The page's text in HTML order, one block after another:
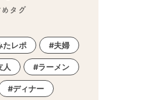
タグ
たレポ 夫婦
人 ラーメン
ディナー